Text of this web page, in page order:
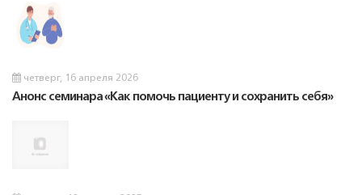
четверг, 16 апреля 2026
Анонс семинара «Как помочь пациенту и сохранить себя»